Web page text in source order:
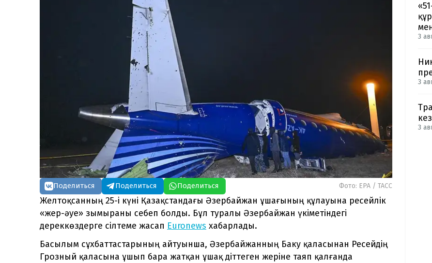
Поделиться Поделиться Поделиться Фото: EPA / ТАСС
Желтоқсанның 25-і күні Қазақстандағы Әзербайжан ұшағының құлауына ресейлік
«жер-әуе» зымыраны себеп болды. Бұл туралы Әзербайжан үкіметіндегі
дереккөздерге сілтеме жасап Euronews хабарлады.
Басылым сұхбаттастарының айтуынша, Әзербайжанның Баку қаласынан Ресейдің
Грозный қаласына ұшып бара жатқан ұшақ діттеген жеріне таяп қалғанда
3
3
3